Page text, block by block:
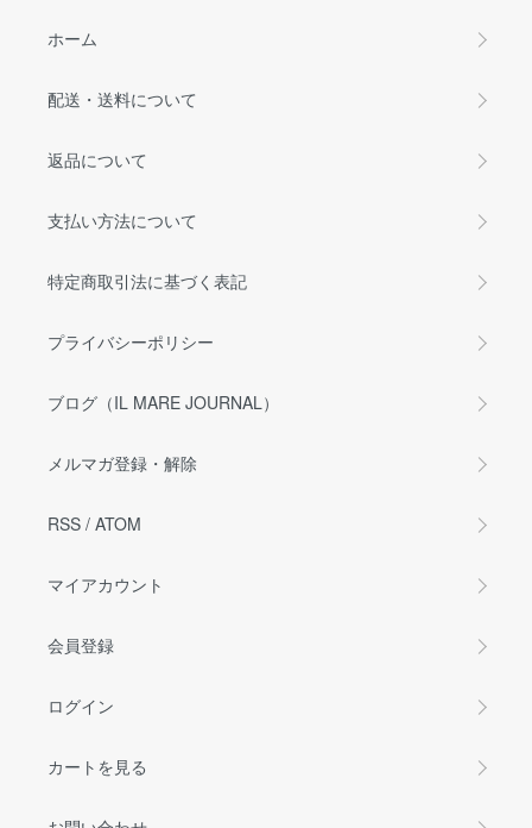
ホーム
配送・送料について
返品について
支払い方法について
特定商取引法に基づく表記
プライバシーポリシー
ブログ（IL MARE JOURNAL）
メルマガ登録・解除
RSS / ATOM
マイアカウント
会員登録
ログイン
カートを見る